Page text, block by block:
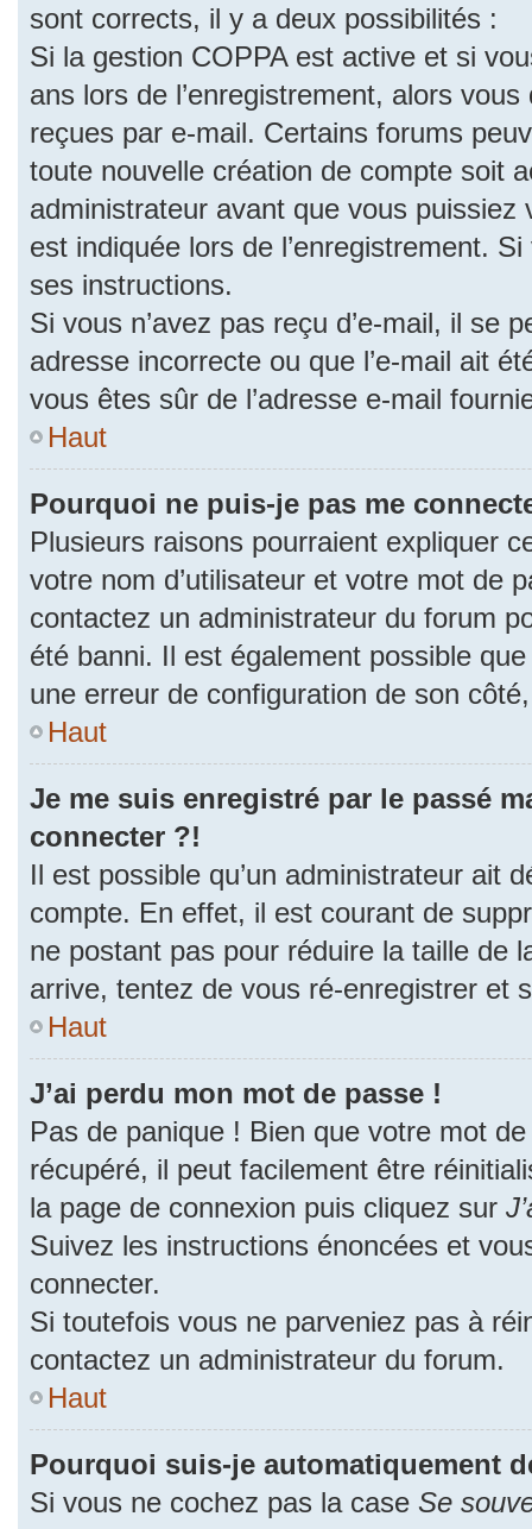
sont corrects, il y a deux possibilités :
Si la gestion COPPA est active et si
ans lors de l’enregistrement, alors
reçues par e-mail. Certains forums
toute nouvelle création de compte soit
administrateur avant que vous
est indiquée lors de l’enregistrement.
ses instructions.
Si vous n’avez pas reçu d’e-mail, il se
adresse incorrecte ou que l’e-mail ait
vous êtes sûr de l’adresse e-mail
Haut
Pourquoi ne puis-je pas me
Plusieurs raisons pourraient expliquer
votre nom d’utilisateur et votre mot de
contactez un administrateur du forum
été banni. Il est également possible
une erreur de configuration de son
Haut
Je me suis enregistré par le passé
connecter ?!
Il est possible qu’un administrateur ait
compte. En effet, il est courant de
ne postant pas pour réduire la taille de
arrive, tentez de vous ré-enregistrer et
Haut
J’ai perdu mon mot de passe !
Pas de panique ! Bien que votre mot
récupéré, il peut facilement être
la page de connexion puis cliquez sur
Suivez les instructions énoncées et
connecter.
Si toutefois vous ne parveniez pas à
contactez un administrateur du forum.
Haut
Pourquoi suis-je automatiquement
Si vous ne cochez pas la case Se